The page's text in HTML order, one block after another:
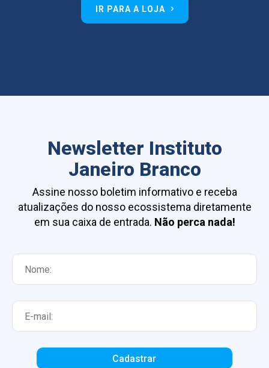
IR PARA A LOJA
Newsletter Instituto
Janeiro Branco
Assine nosso boletim informativo e receba
atualizações do nosso ecossistema diretamente
em sua caixa de entrada. Não perca nada!